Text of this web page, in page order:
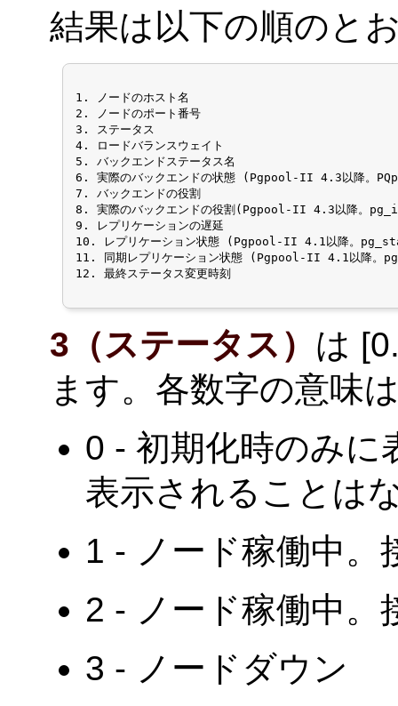
結果は以下の順のと
1. ノードのホスト名
2. ノードのポート番号
3. ステータス
4. ロードバランスウェイト
5. バックエンドステータス名
6. 実際のバックエンドの状態 (Pgpool-II 4.3以降。
7. バックエンドの役割
8. 実際のバックエンドの役割(Pgpool-II 4.3以降。
9. レプリケーションの遅延
10. レプリケーション状態 (Pgpool-II 4.1以降。
11. 同期レプリケーション状態 (Pgpool-II 4.1以降
12. 最終ステータス変更時刻
3（ステータス） は
ます。各数字の意味
0 - 初期化時のみに
表示されることは
1 - ノード稼働中。
2 - ノード稼働中。
3 - ノードダウン